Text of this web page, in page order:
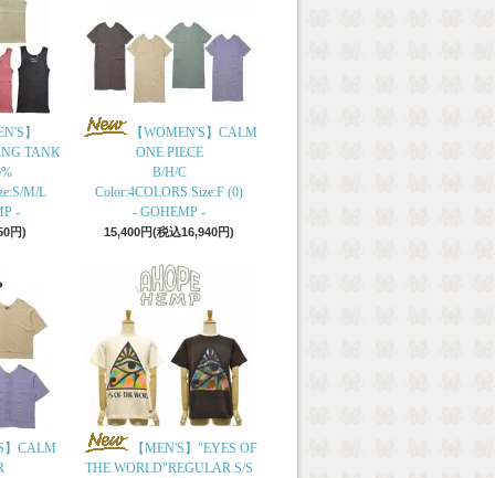
】
TANK
M/L
-
円)
【WOMEN'S】CALM
ONE PIECE
B/H/C
Color:4COLORS Size:F (0)
- GOHEMP -
15,400円(税込16,940円)
】CALM
【MEN'S】"EYES OF
THE WORLD"REGULAR S/S